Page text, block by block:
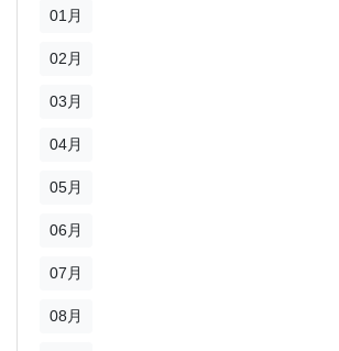
01月
02月
03月
04月
05月
06月
07月
08月